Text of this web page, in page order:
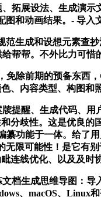
展设法、生成演示
和动画结果。- 导入
成和设想元素查抄
帮帮。不外比力可惜
除前期的预备东西
、内容类型、构图和
醒、生成代码、用
分歧性。这是优良
功能于一体。给
限可能性！是它有
连线优化、以及及时
生成思维导图：
、macOS、Linux和